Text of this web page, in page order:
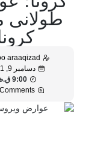
araaqizad
دسامبر 9, 2021
9:00 ق.ظ